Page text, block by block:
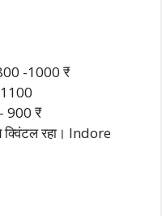
-1000 ₹
900 ₹
रहा। Indore